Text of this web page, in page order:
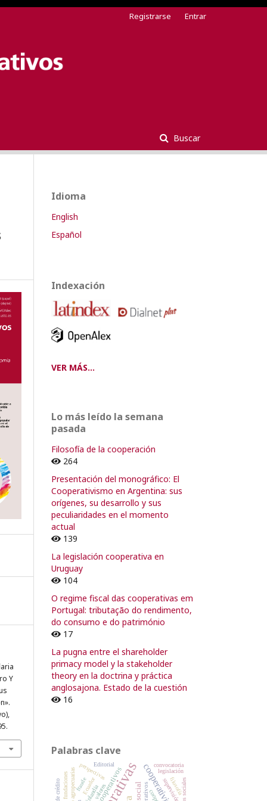
Buscar
Registrarse Entrar
Y
Idioma
English
Español
Indexación
VER MÁS...
Lo más leído la semana
pasada
Filosofía de la cooperación
264
Presentación del monográfico: El
Cooperativismo en Argentina: sus
orígenes, su desarrollo y sus
peculiaridades en el momento
actual
139
La legislación cooperativa en
Uruguay
104
O regime fiscal das cooperativas em
Portugal: tributação do rendimento,
do consumo e do património
17
La pugna entre el shareholder
primacy model y la stakeholder
theory en la doctrina y práctica
anglosajona. Estado de la cuestión
16
Palabras clave
cooperativismo
legislación
valores
Finlandia supervisión
perspectivas
Ecuador
convocatoria
Editorial
fraude
fundaciones filosofía